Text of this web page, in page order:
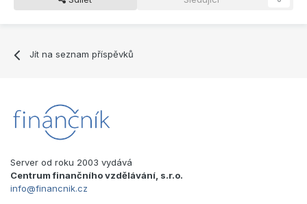
Jít na seznam příspěvků
Server od roku 2003 vydává
Centrum finančního vzdělávání, s.r.o.
info@financnik.cz